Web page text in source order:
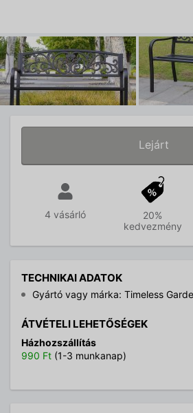
Lejárt
4 vásárló
20%
kedvezmény
TECHNIKAI ADATOK
Gyártó vagy márka: Timeless
ÁTVÉTELI LEHETŐSÉGEK
Házhozszállítás
990 Ft (1-3 munkanap)